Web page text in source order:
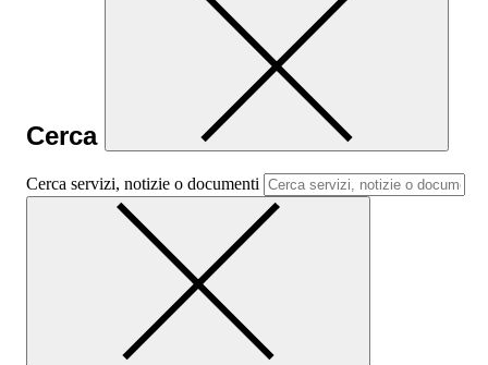
Cerca
Cerca servizi, notizie o documenti